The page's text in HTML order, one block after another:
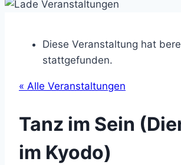
Diese Veranstaltung hat
stattgefunden.
« Alle Veranstaltungen
Tanz im Sein
im Kyodo)